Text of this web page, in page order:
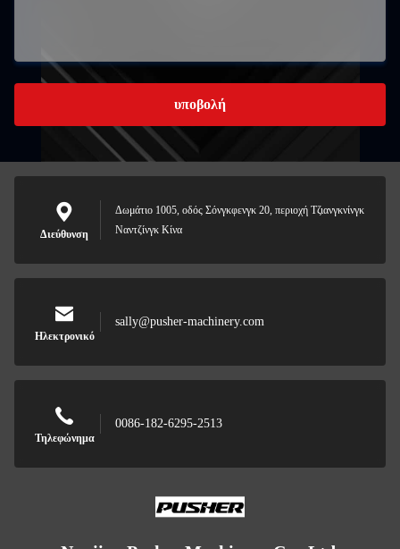
υποβολή
Διεύθυνση
Δωμάτιο 1005, οδός Σόνγκφενγκ 20, περιοχή Τζιανγκνίνγκ
Ναντζίνγκ Κίνα
Ηλεκτρονικό
sally@pusher-machinery.com
Τηλεφώνημα
0086-182-6295-2513